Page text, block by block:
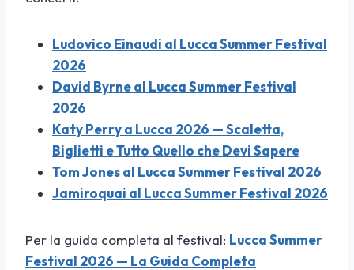
Ludovico Einaudi al Lucca Summer Festival
2026
David Byrne al Lucca Summer Festival
2026
Katy Perry a Lucca 2026 — Scaletta,
Biglietti e Tutto Quello che Devi Sapere
Tom Jones al Lucca Summer Festival 2026
Jamiroquai al Lucca Summer Festival 2026
Per la guida completa al festival: Lucca Summer
Festival 2026 — La Guida Completa